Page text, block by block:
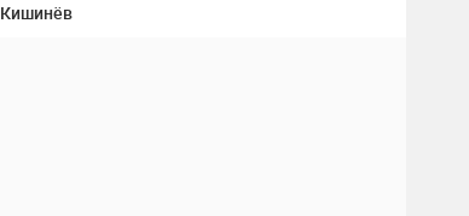
Кишинёв